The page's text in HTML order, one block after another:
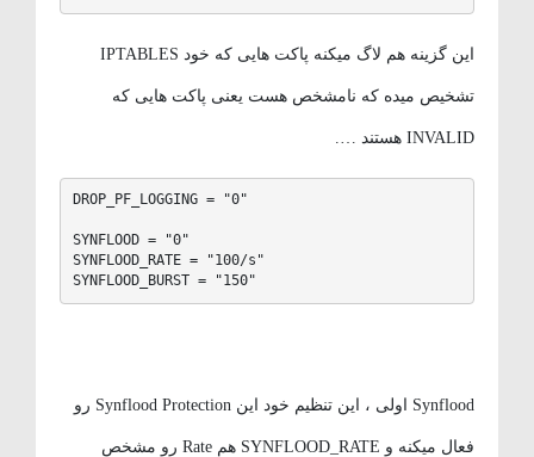
این گزینه هم لاگ میکنه پاکت هایی که خود IPTABLES
تشخیص میده که نامشخص هست یعنی پاکت هایی که
INVALID هستند ….
DROP_PF_LOGGING = "0"
SYNFLOOD = "0"
SYNFLOOD_RATE = "100/s"
SYNFLOOD_BURST = "150"
Synflood اولی ، این تنظیم خود این Synflood Protection رو
فعال میکنه و SYNFLOOD_RATE هم Rate رو مشخص